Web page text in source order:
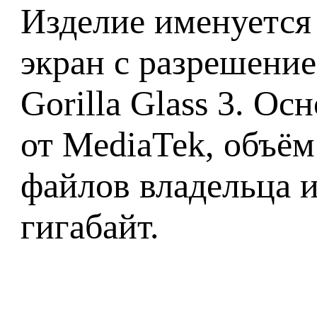
Изделие
экран с
Gorilla Glass 3.
от MediaTek,
файлов владельца
гигабайт.